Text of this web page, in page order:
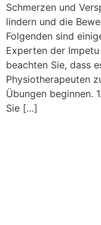
Schmerzen und
lindern und die
Folgenden sind
Experten der
beachten Sie, dass
Physiotherapeuten
Übungen beginnen.
Sie […]